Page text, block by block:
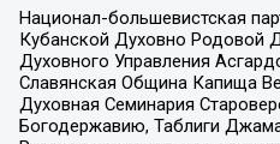
Национал-большевистская
Кубанской Духовно Родовой
Духовного Управления
Славянская Община Капища
Духовная Семинария
Богодержавию, Таблиги